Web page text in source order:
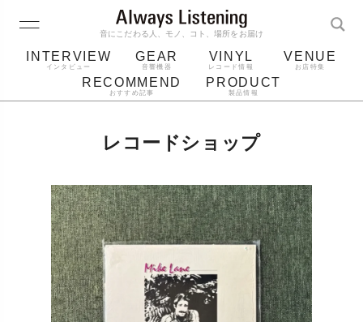
音にこだわる人、モノ、コト、場所をお届け
INTERVIEW
インタビュー
GEAR
音響機器
VINYL
レコード情報
VENUE
お店特集
RECOMMEND
おすすめ記事
PRODUCT
製品情報
ジャケット bluetooth アルバム
レコードショップ